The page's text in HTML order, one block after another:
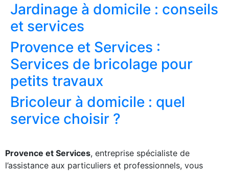
Provence et Services, entreprise spécialiste de
l’assistance aux particuliers et professionnels, vous
Jardinage à domicile : conseils
et services
Provence et Services :
Services de bricolage pour
petits travaux
Bricoleur à domicile : quel
service choisir ?